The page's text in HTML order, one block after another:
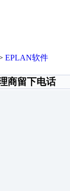
EPLAN软件
商留下电话